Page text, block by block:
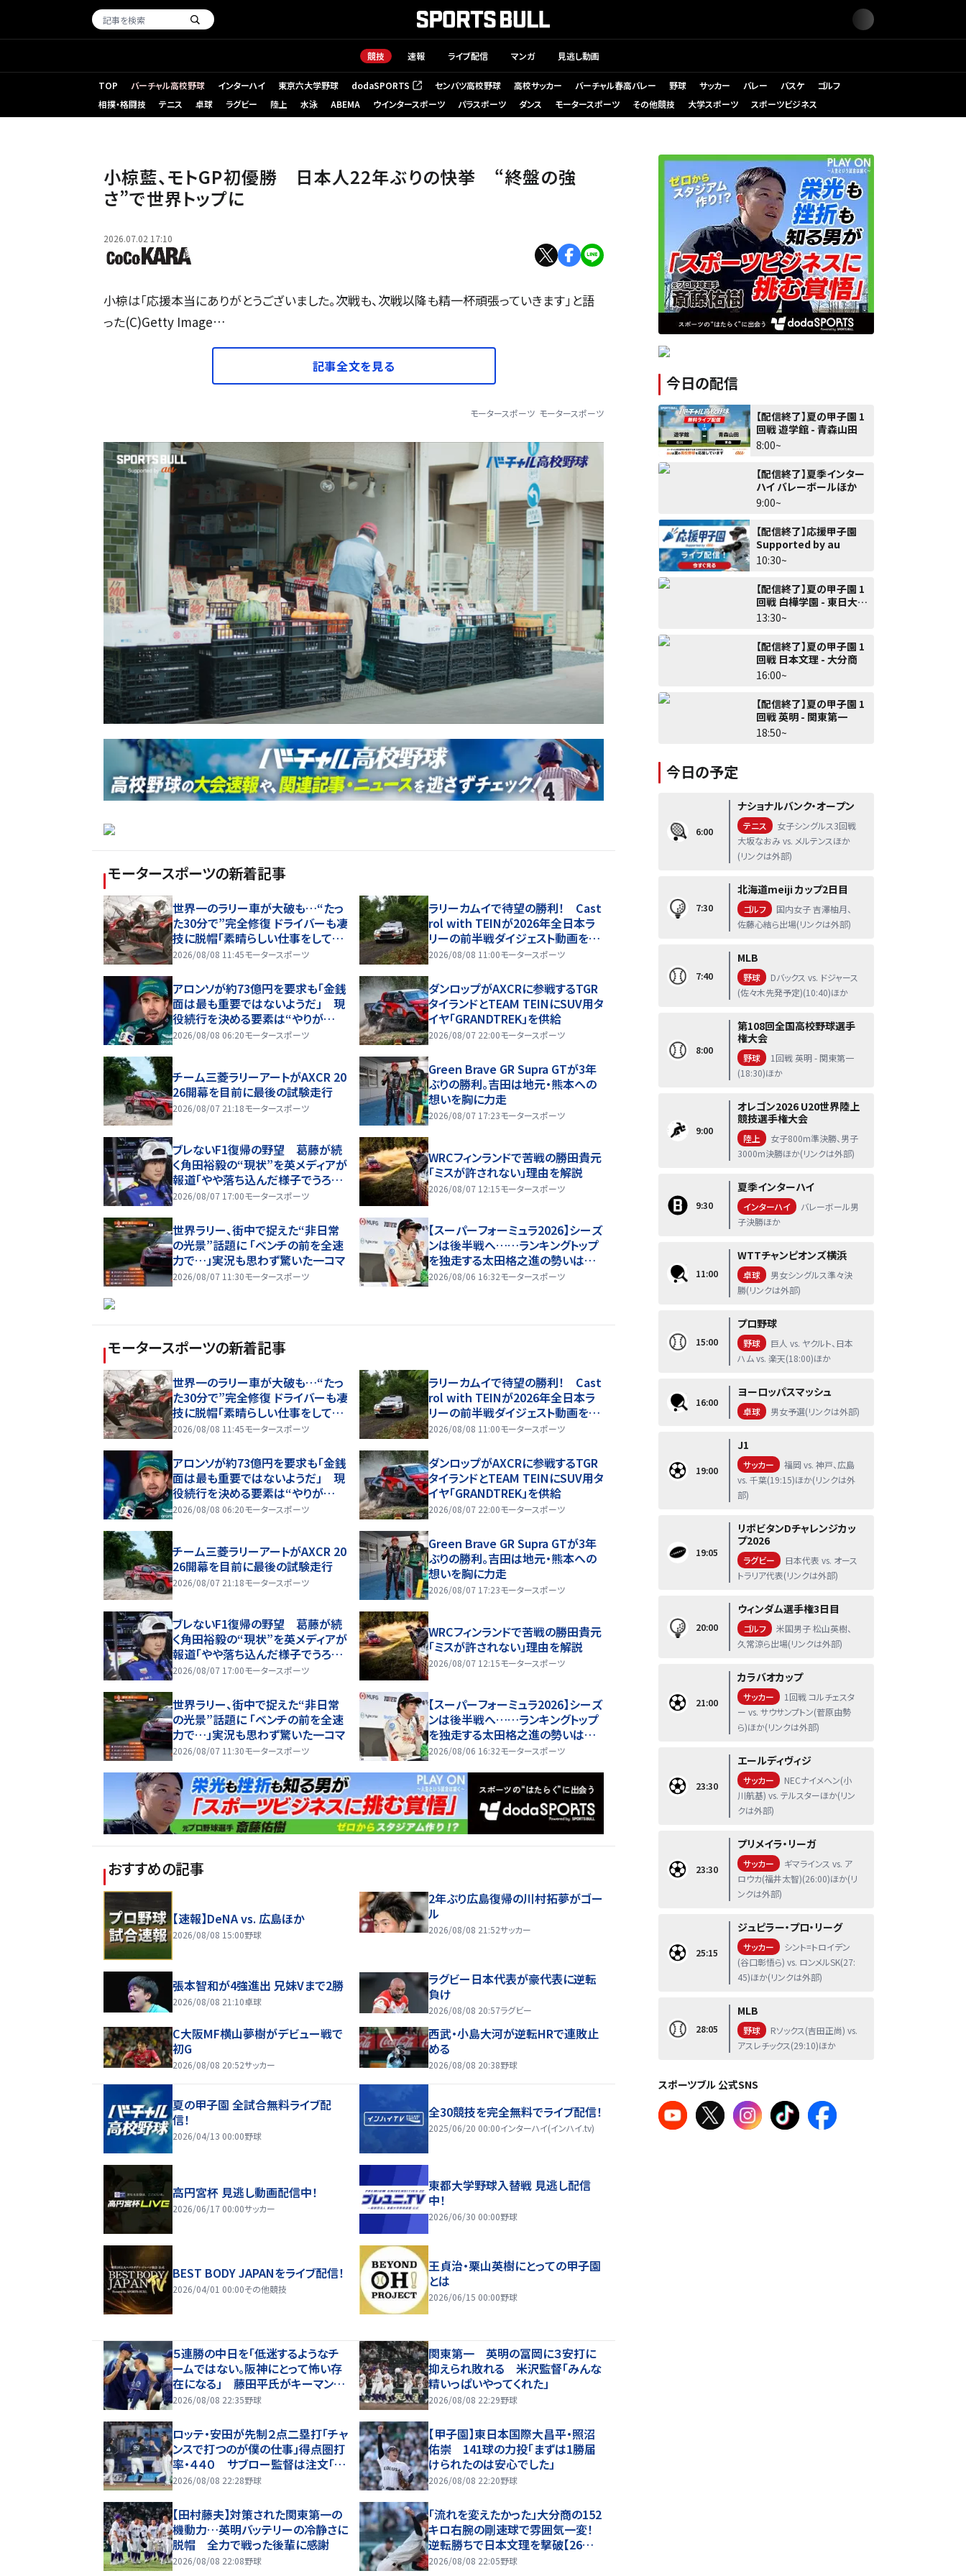
競技 速報 ライブ配信 マンガ 見逃し動画
TOP バーチャル高校野球 インターハイ 東京六大学野球 dodaSPORTS
（新しいタブで開く） センバツ高校野球 高校サッカー バーチャル春高バレー 野球 サッカー バレー バスケ
ゴルフ
相撲・格闘技
テニス 卓球 ラグビー 陸上 水泳 ABEMA ウインタースポーツ パラスポーツ ダンス モータースポーツ その他競技 大学スポーツ スポーツビジネス
小椋藍、モトGP初優勝 日本人22年ぶりの快挙 “終盤の強
さ”で世界トップに
2026.07.02 17:10
小椋は「応援本当にありがとうございました。次戦も、次戦以降も精一杯頑張っていきます」と語
った(C)Getty Image…
記事全文を見る
モータースポーツ モータースポーツ
モータースポーツの新着記事
世界一のラリー車が大破も…“たっ
た30分で”完全修復 ドライバーも凄
技に脱帽「素晴らしい仕事をしてく
れた」
2026/08/08 11:45モータースポーツ
ラリーカムイで待望の勝利！ Cast
rol with TEINが2026年全日本ラ
リーの前半戦ダイジェスト動画を公
開
2026/08/08 11:00モータースポーツ
アロンソが約73億円を要求も「金銭
面は最も重要ではないようだ」 現
役続行を決める要素は“やりが
い”「交渉は前向きに進んでいる」
2026/08/08 06:20モータースポーツ
ダンロップがAXCRに参戦するTGR
タイランドとTEAM TEINにSUV用タ
イヤ「GRANDTREK」を供給
2026/08/07 22:00モータースポーツ
チーム三菱ラリーアートがAXCR 20
26開幕を目前に最後の試験走行
2026/08/07 21:18モータースポーツ
Green Brave GR Supra GTが3年
ぶりの勝利。吉田は地元・熊本への
想いを胸に力走
2026/08/07 17:23モータースポーツ
ブレないF1復帰の野望 葛藤が続
く角田裕毅の“現状”を英メディアが
報道「やや落ち込んだ様子でうろつ
いている姿も見られる」
2026/08/07 17:00モータースポーツ
WRCフィンランドで苦戦の勝田貴元
「ミスが許されない」理由を解説
2026/08/07 12:15モータースポーツ
世界ラリー、街中で捉えた“非日常
の光景”話題に 「ベンチの前を全速
力で…」実況も思わず驚いた一コマ
2026/08/07 11:30モータースポーツ
【スーパーフォーミュラ2026】シーズ
ンは後半戦へ……ランキングトップ
を独走する太田格之進の勢いは続く
のか
2026/08/06 16:32モータースポーツ
モータースポーツの新着記事
世界一のラリー車が大破も…“たっ
た30分で”完全修復 ドライバーも凄
技に脱帽「素晴らしい仕事をしてく
れた」
2026/08/08 11:45モータースポーツ
ラリーカムイで待望の勝利！ Cast
rol with TEINが2026年全日本ラ
リーの前半戦ダイジェスト動画を公
開
2026/08/08 11:00モータースポーツ
アロンソが約73億円を要求も「金銭
面は最も重要ではないようだ」 現
役続行を決める要素は“やりが
い”「交渉は前向きに進んでいる」
2026/08/08 06:20モータースポーツ
ダンロップがAXCRに参戦するTGR
タイランドとTEAM TEINにSUV用タ
イヤ「GRANDTREK」を供給
2026/08/07 22:00モータースポーツ
チーム三菱ラリーアートがAXCR 20
26開幕を目前に最後の試験走行
2026/08/07 21:18モータースポーツ
Green Brave GR Supra GTが3年
ぶりの勝利。吉田は地元・熊本への
想いを胸に力走
2026/08/07 17:23モータースポーツ
ブレないF1復帰の野望 葛藤が続
く角田裕毅の“現状”を英メディアが
報道「やや落ち込んだ様子でうろつ
いている姿も見られる」
2026/08/07 17:00モータースポーツ
WRCフィンランドで苦戦の勝田貴元
「ミスが許されない」理由を解説
2026/08/07 12:15モータースポーツ
世界ラリー、街中で捉えた“非日常
の光景”話題に 「ベンチの前を全速
力で…」実況も思わず驚いた一コマ
2026/08/07 11:30モータースポーツ
【スーパーフォーミュラ2026】シーズ
ンは後半戦へ……ランキングトップ
を独走する太田格之進の勢いは続く
のか
2026/08/06 16:32モータースポーツ
おすすめの記事
【速報】DeNA vs. 広島ほか
2026/08/08 15:00野球
2年ぶり広島復帰の川村拓夢がゴー
ル
2026/08/08 21:52サッカー
張本智和が4強進出 兄妹Vまで2勝
2026/08/08 21:10卓球
ラグビー日本代表が豪代表に逆転
負け
2026/08/08 20:57ラグビー
C大阪MF横山夢樹がデビュー戦で
初G
2026/08/08 20:52サッカー
西武・小島大河が逆転HRで連敗止
める
2026/08/08 20:38野球
夏の甲子園 全試合無料ライブ配
信！
2026/04/13 00:00野球
全30競技を完全無料でライブ配信！
2025/06/20 00:00インターハイ(インハイ.tv)
高円宮杯 見逃し動画配信中！
2026/06/17 00:00サッカー
東都大学野球入替戦 見逃し配信
中！
2026/06/30 00:00野球
BEST BODY JAPANをライブ配信！
2026/04/01 00:00その他競技
王貞治・栗山英樹にとっての甲子園
とは
2026/06/15 00:00野球
５連勝の中日を「低迷するようなチ
ームではない。阪神にとって怖い存
在になる」 藤田平氏がキーマンに
挙げたのは？
2026/08/08 22:35野球
関東第一 英明の冨岡に３安打に
抑えられ敗れる 米沢監督「みんな
精いっぱいやってくれた」
2026/08/08 22:29野球
ロッテ・安田が先制２点二塁打「チャ
ンスで打つのが僕の仕事」得点圏打
率・４４０ サブロー監督は注文「そ
のあともう１本出してくれると」
2026/08/08 22:28野球
【甲子園】東日本国際大昌平・照沼
佑崇 141球の力投「まずは1勝届
けられたのは安心でした」
2026/08/08 22:20野球
【田村藤夫】対策された関東第一の
機動力…英明バッテリーの冷静さに
脱帽 全力で戦った後輩に感謝
2026/08/08 22:08野球
「流れを変えたかった」大分商の152
キロ右腕の剛速球で雰囲気一変！
逆転勝ちで日本文理を撃破【26年
夏甲子園】
2026/08/08 22:05野球
今日の配信
【配信終了】夏の甲子園 1
回戦 遊学館 - 青森山田
8:00~
【配信終了】夏季インター
ハイ バレーボールほか
9:00~
【配信終了】応援甲子園
Supported by au
10:30~
【配信終了】夏の甲子園 1
回戦 白樺学園 - 東日大昌
平
13:30~
【配信終了】夏の甲子園 1
回戦 日本文理 - 大分商
16:00~
【配信終了】夏の甲子園 1
回戦 英明 - 関東第一
18:50~
今日の予定
6:00
ナショナルバンク・オープン
テニス
女子シングルス3回戦
大坂なおみ vs. メルテンスほか
(リンクは外部)
7:30
北海道meiji カップ2日目
ゴルフ
国内女子 吉澤柚月、
佐藤心結ら出場(リンクは外部)
7:40
MLB
野球
Dバックス vs. ドジャース
(佐々木先発予定)(10:40)ほか
8:00
第108回全国高校野球選手
権大会
野球
1回戦 英明 - 関東第一
(18:30)ほか
9:00
オレゴン2026 U20世界陸上
競技選手権大会
陸上
女子800m準決勝、男子
3000m決勝ほか(リンクは外部)
9:30
夏季インターハイ
インターハイ
バレーボール男
子決勝ほか
11:00
WTTチャンピオンズ横浜
卓球
男女シングルス準々決
勝(リンクは外部)
15:00
プロ野球
野球
巨人 vs. ヤクルト、日本
ハム vs. 楽天(18:00)ほか
16:00
ヨーロッパスマッシュ
卓球 男女予選(リンクは外部)
19:00
J1
サッカー
福岡 vs. 神戸、広島
vs. 千葉(19:15)ほか(リンクは外
部)
19:05
リポビタンDチャレンジカッ
プ2026
ラグビー
日本代表 vs. オース
トラリア代表(リンクは外部)
20:00
ウィンダム選手権3日目
ゴルフ
米国男子 松山英樹、
久常涼ら出場(リンクは外部)
21:00
カラバオカップ
サッカー
1回戦 コルチェスタ
ー vs. サウサンプトン(菅原由勢
ら)ほか(リンクは外部)
23:30
エールディヴィジ
サッカー
NECナイメヘン(小
川航基) vs. テルスターほか(リン
クは外部)
23:30
プリメイラ・リーガ
サッカー
ギマラインス vs. ア
ロウカ(福井太智)(26:00)ほか(リ
ンクは外部)
25:15
ジュピラー・プロ・リーグ
サッカー
シント=トロイデン
(谷口彰悟ら) vs. ロンメルSK(27:
45)ほか(リンクは外部)
28:05
MLB
野球
Rソックス(吉田正尚) vs.
アスレチックス(29:10)ほか
スポーツブル 公式SNS